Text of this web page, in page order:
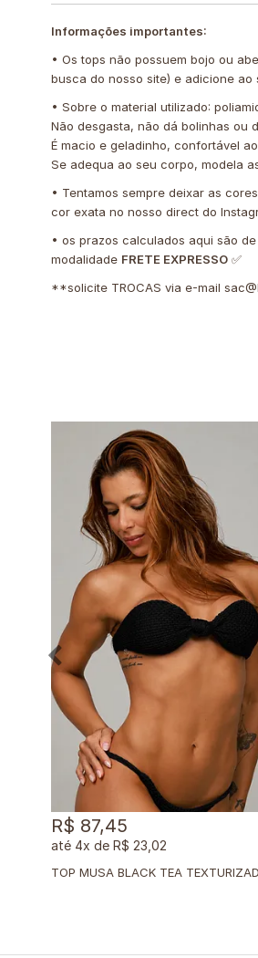
Informações importantes:
• Os tops não possuem bojo ou
busca do nosso site) e adicione
• Sobre o material utilizado:
Não desgasta, não dá bolinhas ou
É macio e geladinho, confortável
Se adequa ao seu corpo, modela
• Tentamos sempre deixar as
cor exata no nosso direct do
• os prazos calculados aqui são
modalidade FRETE EXPRESSO ✅
**solicite TROCAS via e-mail
TOP MUSA BLACK TEA
R$ 87,45
4x de R$ 23,02